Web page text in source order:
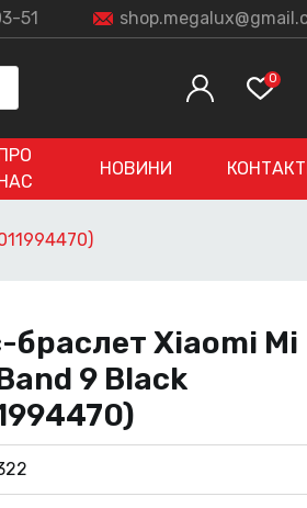
51
0
НОВИНИ
браслет Xiaomi Mi
9 Black